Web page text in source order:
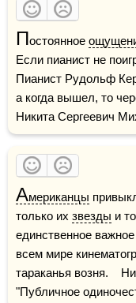
Постоянное
Если пианист не
Пианист Рудольф
а когда вышел, то
Никита Сергеевич
Американцы
только их звезды и
единственное
всем мире
тараканья возня.
"Публичное